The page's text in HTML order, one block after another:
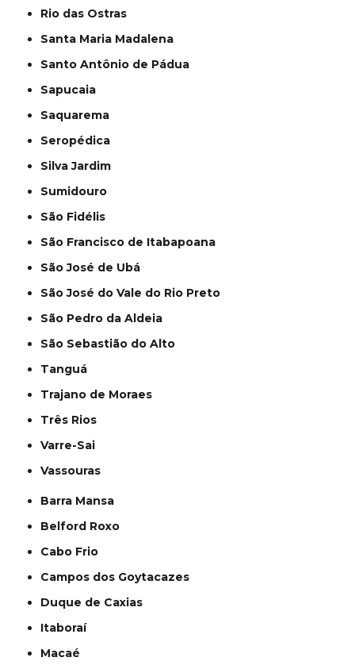
Rio das Ostras
Santa Maria Madalena
Santo Antônio de Pádua
Sapucaia
Saquarema
Seropédica
Silva Jardim
Sumidouro
São Fidélis
São Francisco de Itabapoana
São José de Ubá
São José do Vale do Rio Preto
São Pedro da Aldeia
São Sebastião do Alto
Tanguá
Trajano de Moraes
Três Rios
Varre-Sai
Vassouras
Barra Mansa
Belford Roxo
Cabo Frio
Campos dos Goytacazes
Duque de Caxias
Itaboraí
Macaé